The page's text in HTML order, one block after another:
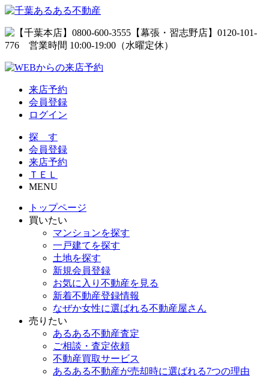
来店予約
会員登録
ログイン
探 す
会員登録
来店予約
ＴＥＬ
MENU
トップページ
買いたい
マンションを探す
一戸建てを探す
土地を探す
新規会員登録
お気に入り不動産を見る
新着不動産登録情報
なぜか女性に選ばれる不動産屋さん
売りたい
あるある不動産査定
ご相談・査定依頼
不動産買取サービス
あるある不動産が売却時に選ばれる7つの理由